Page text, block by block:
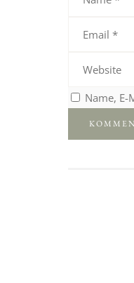
Name,